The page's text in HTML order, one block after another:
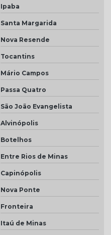
Ipaba
Santa Margarida
Nova Resende
Tocantins
Mário Campos
Passa Quatro
São João Evangelista
Alvinópolis
Botelhos
Entre Rios de Minas
Capinópolis
Nova Ponte
Fronteira
Itaú de Minas